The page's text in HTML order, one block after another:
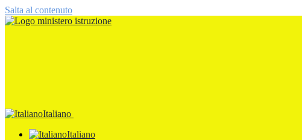
Salta al contenuto
Italiano
Italiano